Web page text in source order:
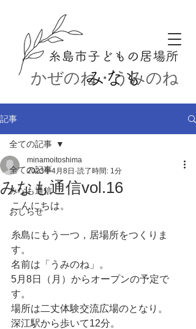
かぜのね・うみのね
記事
全ての記事
みなも通信
おしらせ
全ての記事
みなも通信vol.16
minamoitoshima
2023年4月8日 読了時間: 1分
こんにちは。
糸島にもう一つ，居場所をつくりま
す。
名前は「うみのね」。
5月8日（月）からオープンの予定で
す。
場所は二丈体験交流広場のとなり。
深江駅から歩いて12分。